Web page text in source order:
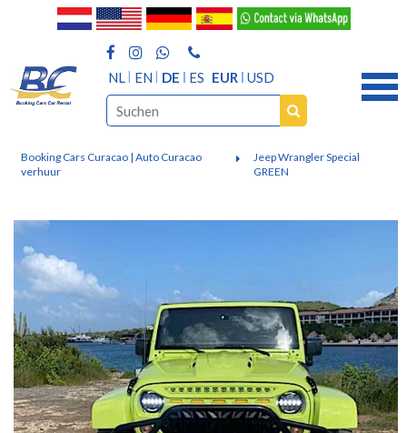
NL EN DE ES EUR USD
Booking Cars Curacao | Auto Curacao
verhuur
Jeep Wrangler Special
GREEN